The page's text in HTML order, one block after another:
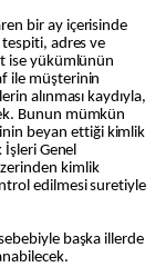
bir ay içerisinde
adres ve
ise yükümlünün
ile müşterinin
alınması kaydıyla,
Bunun mümkün
beyan ettiği kimlik
İşleri Genel
kimlik
edilmesi suretiyle
başka illerde